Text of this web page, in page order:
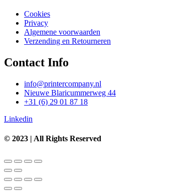
Cookies
Privacy
Algemene voorwaarden
Verzending en Retourneren
Contact Info
info@printercompany.nl
Nieuwe Blaricummerweg 44
+31 (6) 29 01 87 18
Linkedin
© 2023 | All Rights Reserved